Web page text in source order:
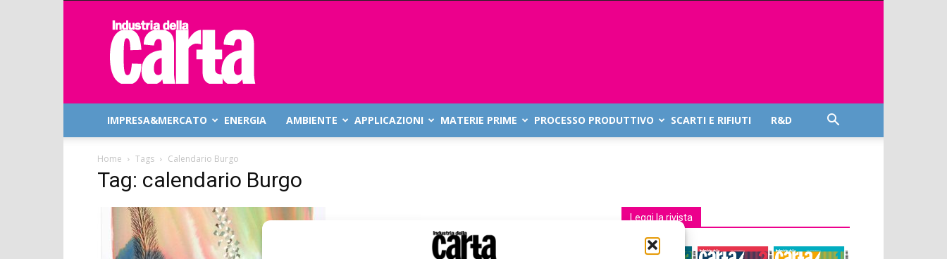
Industria
della
Carta
IMPRESA&MERCATO ENERGIA AMBIENTE APPLICAZIONI MATERIE PRIME PROCESSO PRODUTTIVO SCARTI E RIFIUTI R&D
Home Tags Calendario Burgo
Tag: calendario Burgo
Leggi la rivista